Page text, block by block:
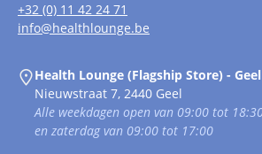
+32 (0) 11 42 24 71
info@healthlounge.be
Health Lounge (Flagship Store) - Geel
Nieuwstraat 7, 2440 Geel
Alle weekdagen open van 09:00 tot
en zaterdag van 09:00 tot 17:00